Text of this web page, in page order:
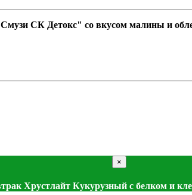
СК Детокс" со вкусом малины и
×
Хрустлайт Кукурузный с белком и